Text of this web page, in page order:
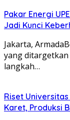
Pakar Energi
Jadi Kunci
Jakarta,
yang ditargetkan
langkah…
Riset
Karet, Produksi